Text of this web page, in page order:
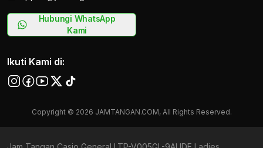
Hubungi WhatsApp
Kami
Ikuti Kami di:
Copyright © 2026 JAMTANGAN.COM, All Rights Reserved.